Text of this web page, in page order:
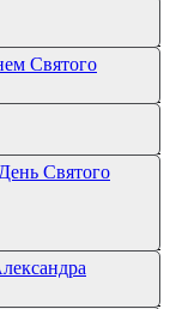
Святого
Святого